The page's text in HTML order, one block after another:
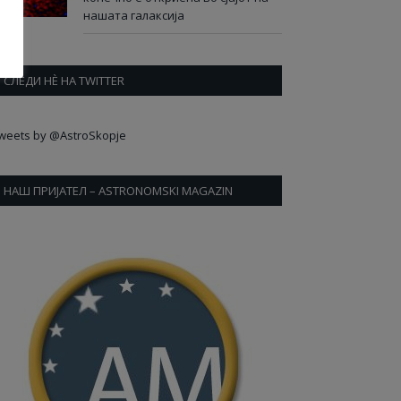
нашата галаксија
СЛЕДИ НÈ НА TWITTER
by @AstroSkopje
НАШ ПРИЈАТЕЛ – ASTRONOMSKI MAGAZIN